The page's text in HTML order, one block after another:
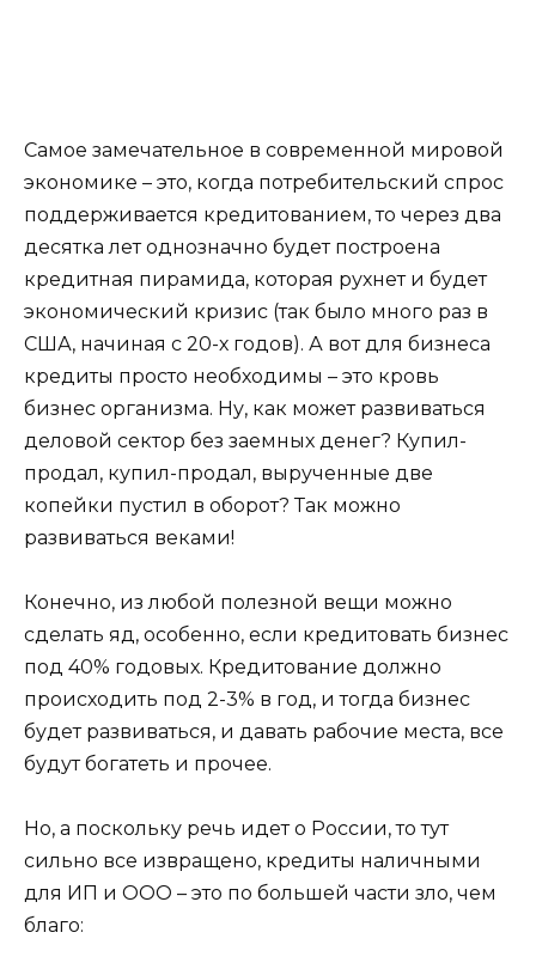
Самое замечательное в современной мировой
экономике – это, когда потребительский спрос
поддерживается кредитованием, то через два
десятка лет однозначно будет построена
кредитная пирамида, которая рухнет и будет
экономический кризис (так было много раз в
США, начиная с 20-х годов). А вот для бизнеса
кредиты просто необходимы – это кровь
бизнес организма. Ну, как может развиваться
деловой сектор без заемных денег? Купил-
продал, купил-продал, вырученные две
копейки пустил в оборот? Так можно
развиваться веками!
Конечно, из любой полезной вещи можно
сделать яд, особенно, если кредитовать бизнес
под 40% годовых. Кредитование должно
происходить под 2-3% в год, и тогда бизнес
будет развиваться, и давать рабочие места, все
будут богатеть и прочее.
Но, а поскольку речь идет о России, то тут
сильно все извращено, кредиты наличными
для ИП и ООО – это по большей части зло, чем
благо: